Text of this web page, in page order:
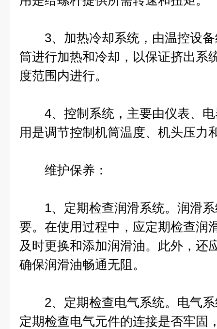
3、加热冷却系统，由温控设备
筒进行加热和冷却，以保证挤出系
度范围内进行。
4、控制系统，主要由仪表、电
用是调节控制机筒温度、机头压力
维护保养：
1、定期检查润滑系统。润滑系
要。在使用过程中，应定期检查润
及时更换和添加润滑油。此外，还
确保润滑油畅通无阻。
2、定期检查电气系统。电气系
定期检查电气元件的连接是否牢固